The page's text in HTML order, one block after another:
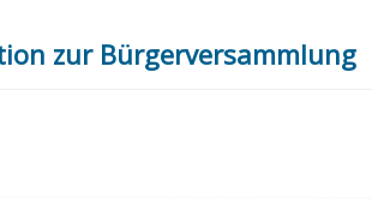
zur Bürgerversammlung